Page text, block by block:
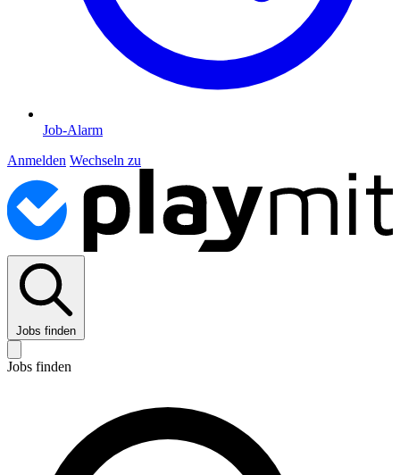
Job-Alarm
Anmelden Wechseln zu
Jobs finden
Jobs finden